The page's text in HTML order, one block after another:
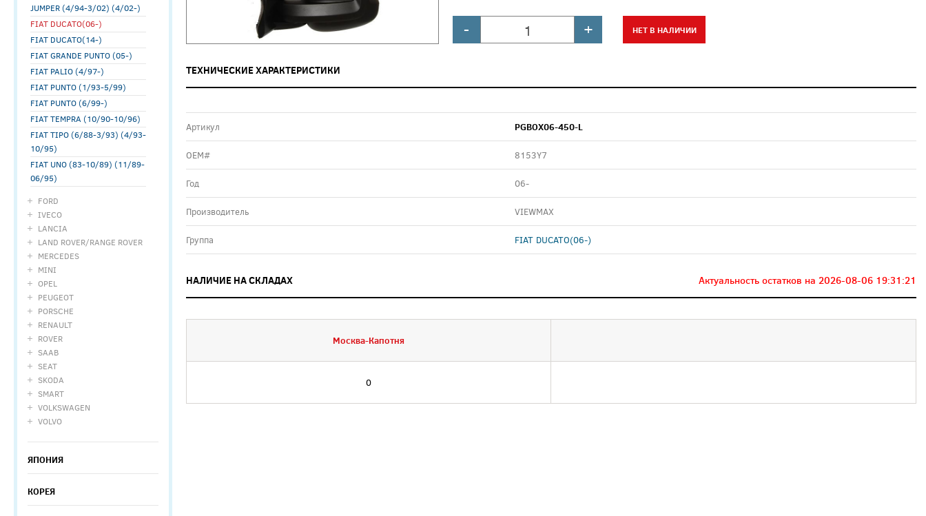
JUMPER (4/94-3/02) (4/02-)
FIAT DUCATO(06-)
FIAT DUCATO(14-)
FIAT GRANDE PUNTO (05-)
FIAT PALIO (4/97-)
FIAT PUNTO (1/93-5/99)
FIAT PUNTO (6/99-)
FIAT TEMPRA (10/90-10/96)
FIAT TIPO (6/88-3/93) (4/93-
10/95)
FIAT UNO (83-10/89) (11/89-
06/95)
FORD
IVECO
LANCIA
LAND ROVER/RANGE ROVER
MERCEDES
MINI
OPEL
PEUGEOT
PORSCHE
RENAULT
ROVER
SAAB
SEAT
SKODA
SMART
VOLKSWAGEN
VOLVO
ЯПОНИЯ
КОРЕЯ
- + НЕТ В НАЛИЧИИ
ТЕХНИЧЕСКИЕ ХАРАКТЕРИСТИКИ
Артикул PGBOX06-450-L
ОЕМ# 8153Y7
Год 06-
Производитель VIEWMAX
Группа FIAT DUCATO(06-)
НАЛИЧИЕ НА СКЛАДАХ Актуальность остатков на 2026-08-06 19:31:21
Москва-Капотня
0